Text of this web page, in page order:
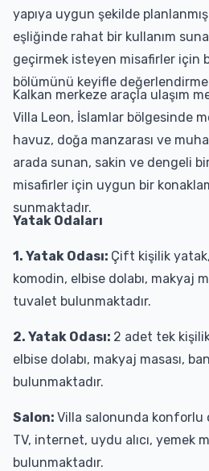
yapıya uygun şekilde
eşliğinde rahat bir kullanım
geçirmek isteyen misafirler için
bölümünü keyifle değerlendirme
Kalkan merkeze araçla ulaşım
Villa Leon, İslamlar bölgesinde
havuz, doğa manzarası ve
arada sunan, sakin ve dengeli
misafirler için uygun bir
sunmaktadır.
Yatak Odaları
1. Yatak Odası: Çift kişilik
komodin, elbise dolabı, makyaj
tuvalet bulunmaktadır.
2. Yatak Odası: 2 adet tek
elbise dolabı, makyaj masası,
bulunmaktadır.
Salon: Villa salonunda konforlu
TV, internet, uydu alıcı, yemek
bulunmaktadır.